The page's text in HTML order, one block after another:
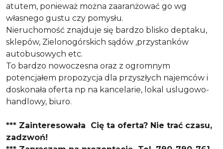
atutem, ponieważ można zaaranżować go wg
własnego gustu czy pomysłu.
Nieruchomość znajduje się bardzo blisko deptaku,
sklepów, Zielonogórskich sądów ,przystanków
autobusowych etc.
To bardzo nowoczesna oraz z ogromnym
potencjałem propozycja dla przyszłych najemców i
doskonała oferta np na kancelarie, lokal uslugowo-
handlowy, biuro.
*** Zainteresowała Cię ta oferta? Nie trać czasu,
zadzwoń!